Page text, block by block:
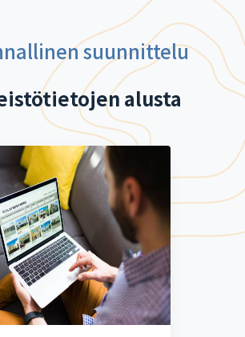
suunnittelu
alusta